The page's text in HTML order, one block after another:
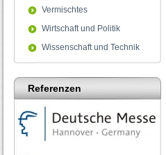
Vermischtes
Wirtschaft und Politik
Wissenschaft und Technik
Referenzen